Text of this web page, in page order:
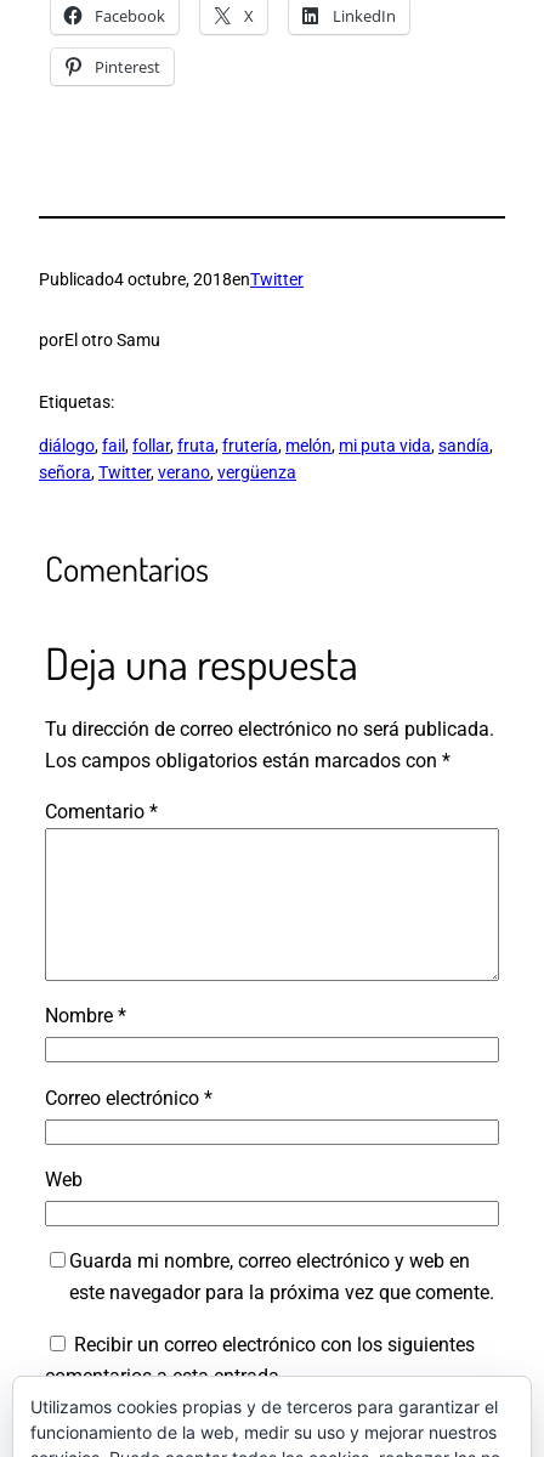
Facebook X LinkedIn
Pinterest
Publicado4 octubre, 2018enTwitter
porEl otro Samu
Etiquetas:
diálogo, fail, follar, fruta, frutería, melón, mi puta vida, sandía
señora, Twitter, verano, vergüenza
Comentarios
Deja una respuesta
Tu dirección de correo electrónico no será publicada.
Los campos obligatorios están marcados con *
Comentario *
Nombre *
Correo electrónico *
Web
Guarda mi nombre, correo electrónico y web en
este navegador para la próxima vez que comente.
Recibir un correo electrónico con los siguientes
comentarios a esta entrada.
Recibir un correo electrónico con cada nueva
Utilizamos cookies propias y de terceros para garantizar el
funcionamiento de la web, medir su uso y mejorar nuestros